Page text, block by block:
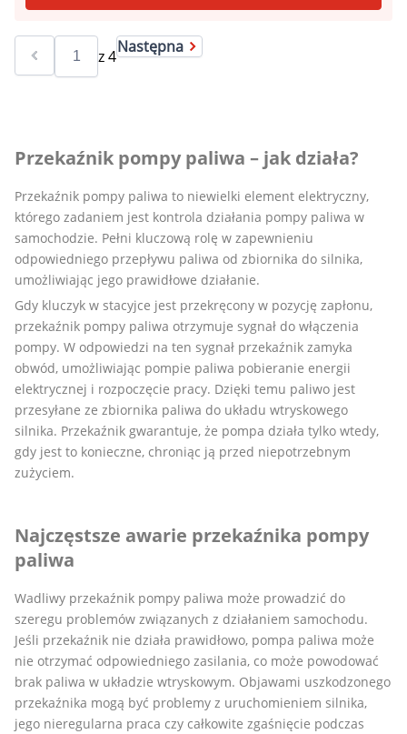
z4Następna
Przekaźnik pompy paliwa – jak działa?
Przekaźnik pompy paliwa to niewielki element elektryczny,
którego zadaniem jest kontrola działania pompy paliwa w
samochodzie. Pełni kluczową rolę w zapewnieniu
odpowiedniego przepływu paliwa od zbiornika do silnika,
umożliwiając jego prawidłowe działanie.
Gdy kluczyk w stacyjce jest przekręcony w pozycję zapłonu,
przekaźnik pompy paliwa otrzymuje sygnał do włączenia
pompy. W odpowiedzi na ten sygnał przekaźnik zamyka
obwód, umożliwiając pompie paliwa pobieranie energii
elektrycznej i rozpoczęcie pracy. Dzięki temu paliwo jest
przesyłane ze zbiornika paliwa do układu wtryskowego
silnika. Przekaźnik gwarantuje, że pompa działa tylko wtedy,
gdy jest to konieczne, chroniąc ją przed niepotrzebnym
zużyciem.
Najczęstsze awarie przekaźnika pompy
paliwa
Wadliwy przekaźnik pompy paliwa może prowadzić do
szeregu problemów związanych z działaniem samochodu.
Jeśli przekaźnik nie działa prawidłowo, pompa paliwa może
nie otrzymać odpowiedniego zasilania, co może powodować
brak paliwa w układzie wtryskowym. Objawami uszkodzonego
przekaźnika mogą być problemy z uruchomieniem silnika,
jego nieregularna praca czy całkowite zgaśnięcie podczas